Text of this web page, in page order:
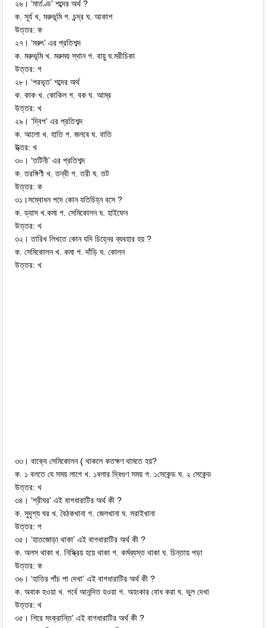
২৬। ‘মার্তণ্ড’ শব্দের অর্থ ?
ক. সূর্য খ, মরুভূমি গ. চন্দ্র ঘ. আকাশ
উত্তর: ক
২৭। ‘মরুৎ’ এর প্রতিশব্দ
ক. মরুভূমি খ. মরুময় স্থান গ. বায়ু ঘ.মরীচিকা
উত্তর: গ
২৮। ‘পরভৃত’ শব্দের অর্থ
ক. কাক খ. কোকিল গ. বক ঘ. আম্র
উত্তর: খ
২৯। ‘দ্বিপ’ এর প্রতিশব্দ
ক. আলো খ. হাতি গ. জলবে ঘ. বাতি
উ্ত্তর: খ
৩০। ‘তটিনী’ এর প্রতিশব্দ
ক. তরঙ্গিণী খ. তন্বী গ. তরী ঘ. তট
উত্তর: ক
৩১।সম্বোধন পদে কোন যতিচিহ্ন বসে ?
ক. ড্যাস খ.কমা গ. সেমিকোলন ঘ. হাইফেন
উত্তর: খ
৩২। তারিখ লিখতে কোন যদি চিহ্নের ব্যবহার হয় ?
ক. সেমিকোলন খ. কমা গ. দাঁড়ি ঘ. কোলন
উত্তর: খ
৩৩। বাক্যে সেমিকোলন ( থাকলে কতক্ষণ থামতে হয়?
ক. ১ বলতে যে সময় লাগে খ. ১বলার দ্বিগুণ সময় গ. ১সেকেন্ড ঘ. ২ সেকেন্ড
উত্তর: খ
৩৪। ‘শ্রীঘর’ এই বাগধারাটির অর্থ কী ?
ক. সুদৃশ্য ঘর খ. বৈঠকখানা গ. জেলখানা ঘ. সরাইখানা
উত্তর: গ
৩৫। ‘হাতজোড়া থাকা’ এই বাগধারাটির অর্থ কী ?
ক. অলস থাকা খ. নিস্ক্রিয় হয়ে থাকা গ. কর্মব্যস্ত থাকা ঘ. চিন্তায় পড়া
উত্তর: ক
৩৬। ‘হাতির পাঁচ পা দেখা’ এই বাগধারাটির অর্থ কী ?
ক. অবাক হওয়া খ. গর্বে আনন্দিত হওয়া গ. অহংকার বোধ করা ঘ. ভুল দেখা
উত্তর: খ
৩৫। শিরে সংক্রান্তি’ এই বাগধারাটির অর্থ কী ?